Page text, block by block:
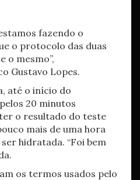
fazendo o
o protocolo das duas
o mesmo”,
Gustavo Lopes.
até o início do
20 minutos
o resultado do teste
mais de uma hora
hidratada. “Foi bem
os termos usados pelo